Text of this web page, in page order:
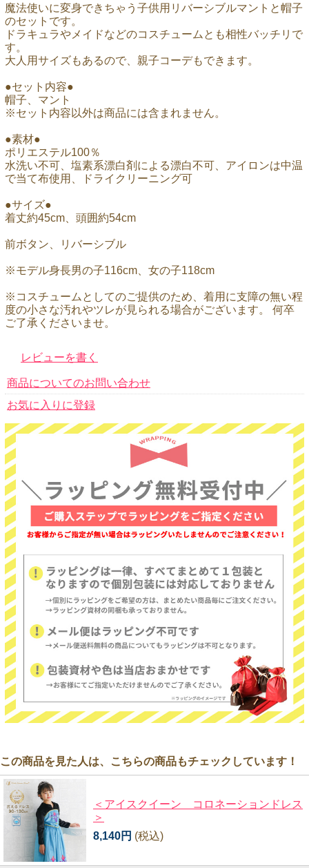
魔法使いに変身できちゃう子供用リバーシブルマントと帽子
のセットです。
ドラキュラやメイドなどのコスチュームとも相性バッチリで
す。
大人用サイズもあるので、親子コーデもできます。
●セット内容●
帽子、マント
※セット内容以外は商品には含まれません。
●素材●
ポリエステル100％
水洗い不可、塩素系漂白剤による漂白不可、アイロンは中温
で当て布使用、ドライクリーニング可
●サイズ●
着丈約45cm、頭囲約54cm
前ボタン、リバーシブル
※モデル身長男の子116cm、女の子118cm
※コスチュームとしてのご提供のため、着用に支障の無い程
度の小さな汚れやツレが見られる場合がございます。 何卒
ご了承くださいませ。
レビューを書く
商品についてのお問い合わせ
お気に入りに登録
この商品を見た人は、こちらの商品もチェックしています！
＜アイスクイーン コロネーションドレス
＞
8,140円 (税込)